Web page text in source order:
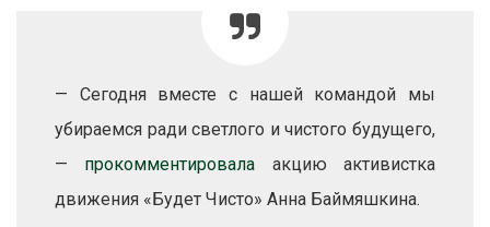
— Сегодня вместе с нашей командой мы
убираемся ради светлого и чистого будущего,
— прокомментировала акцию активистка
движения «Будет Чисто» Анна Баймяшкина.